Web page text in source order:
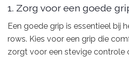
1. Zorg voor een goede
Een goede grip is essentieel bij
rows. Kies voor een grip die
zorgt voor een stevige controle